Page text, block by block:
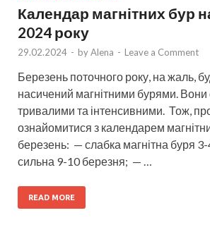
Календар магнітних бур
2024 року
29.02.2024 - byAlena - Leave a Comment
Березень поточного року, на жаль,
насичений магнітними бурями. Вони
тривалими та інтенсивними. Тож,
ознайомитися з календарем
березень: — слабка магнітна буря
сильна 9-10 березня; — …
READ MORE